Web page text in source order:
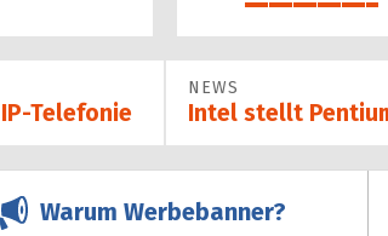
28%
Telefonie
NEWS
Intel stellt
Warum Werbebanner?